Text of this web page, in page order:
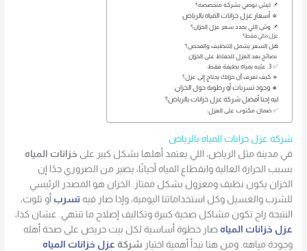
📌 ليش نوصي بشركة متخصصة؟
🔹 أسعار عزل خزانات المياه بالرياض
📌 وش اللي يحدد سعر عزل الخزان؟
عزل مائي فقط؟
هل السعر يشمل التنظيف والفحص؟
نصائح بعد العزل للحفاظ على الخزان
✅ 3. عبّيه بمياه نظيفة فقط:
🔹 كيف تعرف أن خزانك يحتاج إلى عزل؟
🔸 وجود تسربات أو رطوبة حول الخزان:
ليه إحنا أفضل شركة عزل خزانات بالرياض؟
✅ ضمان مكتوب على العزل:
شركة عزل خزانات المياه بالرياض
في مدينة مثل الرياض، اللي يعتمد أهلها بشكل كبير على خزانات المياه
بسبب الحرارة العالية وانقطاع المياه أحيانًا، يصير من الضروري جدًا إن
الخزان يكون نظيف ومعزول بشكل ممتاز. الخزان هو المصدر الرئيسي
للشرب والغسيل وكل استخداماتنا اليومية، وإذا صار فيه تسرب أو تلوث،
النتيجة راح تكون مشاكل صحية كبيرة وتكاليف إصلاح ما تنتهي. عشان كذا،
عزل خزانات المياه صار خطوة أساسية لكل بيت حريص على صحة أهله
وجودة مياهه. ومن هنا تبدأ أهمية اختيار شركة عزل خزانات المياه